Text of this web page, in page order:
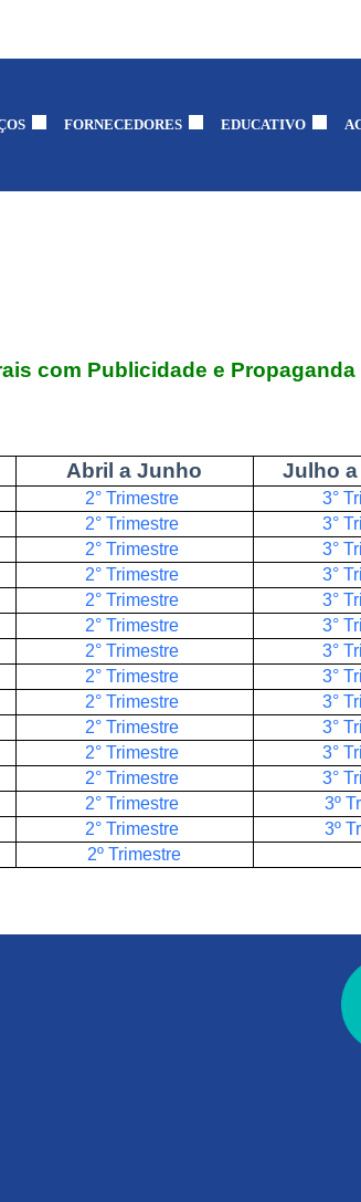
FORNECEDORES EDUCATIVO
com Publicidade e
Abril a Junho Julho
2° Trimestre 3°
2° Trimestre 3°
2° Trimestre 3°
2° Trimestre 3°
2° Trimestre 3°
2° Trimestre 3°
2° Trimestre 3°
2° Trimestre 3°
2° Trimestre 3°
2° Trimestre 3°
2° Trimestre 3°
2° Trimestre 3°
2° Trimestre 3º
2° Trimestre 3º
2º Trimestre